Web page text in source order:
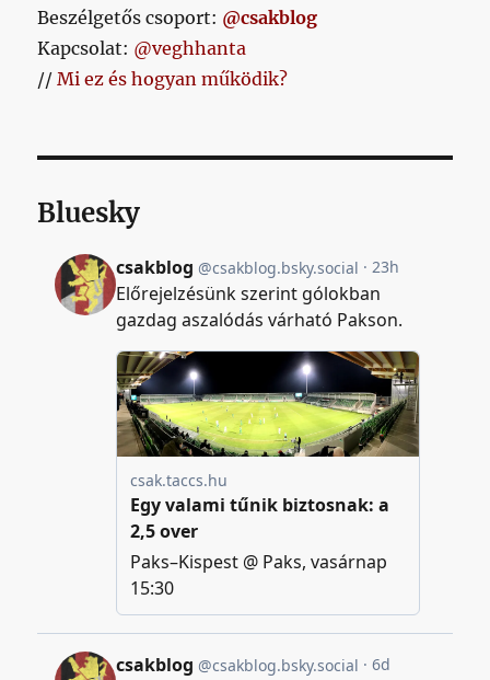
Beszélgetős csoport: @csakblog
Kapcsolat: @veghhanta
//Mi ez és hogyan működik?
Bluesky